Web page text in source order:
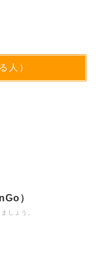
人）
しょう。
）